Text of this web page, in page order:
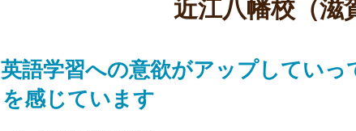
近江八幡校（滋
英語学習への意欲がアップしていっ
を感じています